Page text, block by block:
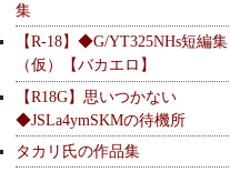
集
【R-18】◆G/YT325NHs短編集
（仮）【バカエロ】
【R18G】思いつかない
◆JSLa4ymSKMの待機所
タカリ氏の作品集